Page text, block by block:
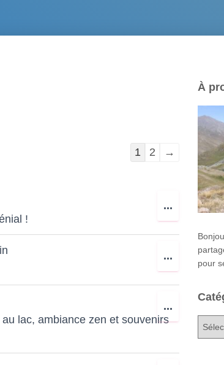
Navigation
1 2
→
!
... OUVRIR/
CETTE
BOÎTE
MÉTA.
... OUVRIR/
CETTE
BOÎTE
lac, ambiance zen et souvenirs
... OUVRIR/
CETTE
BOÎTE
À
pour